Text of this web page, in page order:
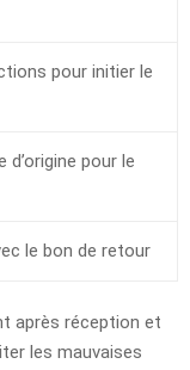
pour initier le
d’origine pour le
le bon de retour
après réception et
les mauvaises